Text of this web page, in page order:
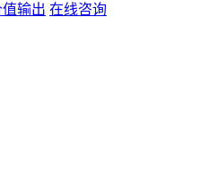
输出 在线咨询